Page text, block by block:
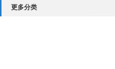
更多分类